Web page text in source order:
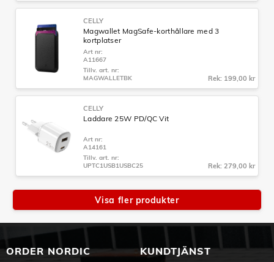
CELLY
Magwallet MagSafe-korthållare med 3
kortplatser
Art nr:
A11667
Tillv. art. nr:
MAGWALLETBK
Rek: 199,00 kr
CELLY
Laddare 25W PD/QC Vit
Art nr:
A14161
Tillv. art. nr:
UPTC1USB1USBC25
Rek: 279,00 kr
Visa fler produkter
ORDER NORDIC KUNDTJÄNST